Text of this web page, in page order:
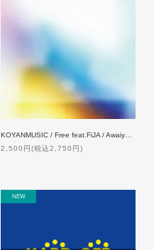
2,500円(税込2,750円)
NEW